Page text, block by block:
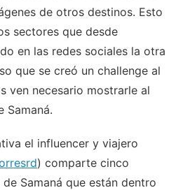
de otros destinos. Esto
sectores que desde
en las redes sociales la otra
que se creó un challenge al
ven necesario mostrarle al
Samaná.
el influencer y viajero
) comparte cinco
Samaná que están dentro